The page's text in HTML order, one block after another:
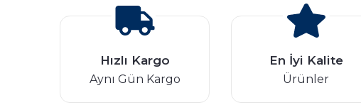
Hızlı Kargo
Aynı Gün Kargo
En İyi Kalite
Ürünler